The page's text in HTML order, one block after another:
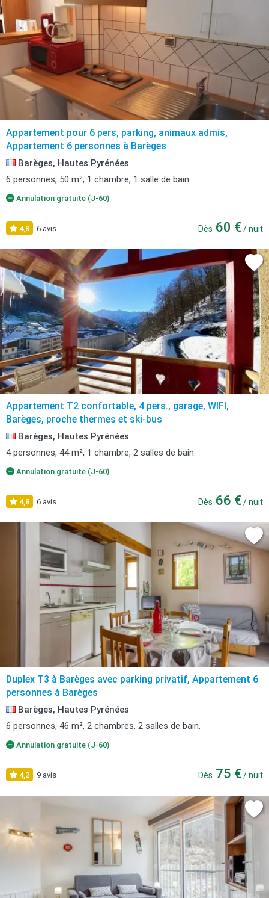
Appartement pour 6 pers, parking, animaux admis,
Appartement 6 personnes à Barèges
Barèges, Hautes Pyrénées
6 personnes, 50 m², 1 chambre, 1 salle de bain.
Annulation gratuite (J-60)
4,8 6 avis Dès 60 € / nuit
Appartement T2 confortable, 4 pers., garage, WIFI,
Barèges, proche thermes et ski-bus
Barèges, Hautes Pyrénées
4 personnes, 44 m², 1 chambre, 2 salles de bain.
Annulation gratuite (J-60)
4,8 6 avis Dès 66 € / nuit
Duplex T3 à Barèges avec parking privatif, Appartement 6
personnes à Barèges
Barèges, Hautes Pyrénées
6 personnes, 46 m², 2 chambres, 2 salles de bain.
Annulation gratuite (J-60)
4,2 9 avis Dès 75 € / nuit